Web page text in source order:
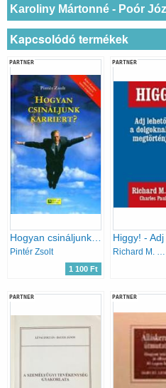
Karoliny Mártonné - Poór
Kapcsolódó termékek
PARTNER
Pintér Zsolt
1 100 Ft
PARTNER
PARTNER PARTNER